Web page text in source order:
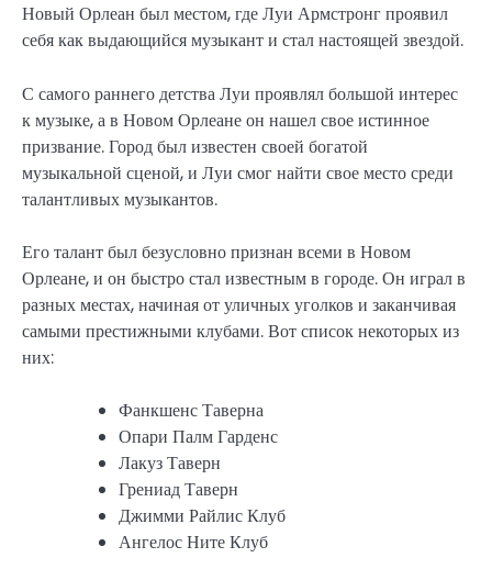
Новый Орлеан был местом, где Луи Армстронг проявил
себя как выдающийся музыкант и стал настоящей звездой.
С самого раннего детства Луи проявлял большой интерес
к музыке, а в Новом Орлеане он нашел свое истинное
призвание. Город был известен своей богатой
музыкальной сценой, и Луи смог найти свое место среди
талантливых музыкантов.
Его талант был безусловно признан всеми в Новом
Орлеане, и он быстро стал известным в городе. Он играл в
разных местах, начиная от уличных уголков и заканчивая
самыми престижными клубами. Вот список некоторых из
них:
Фанкшенс Таверна
Опари Палм Гарденс
Лакуз Таверн
Грениад Таверн
Джимми Райлис Клуб
Ангелос Ните Клуб